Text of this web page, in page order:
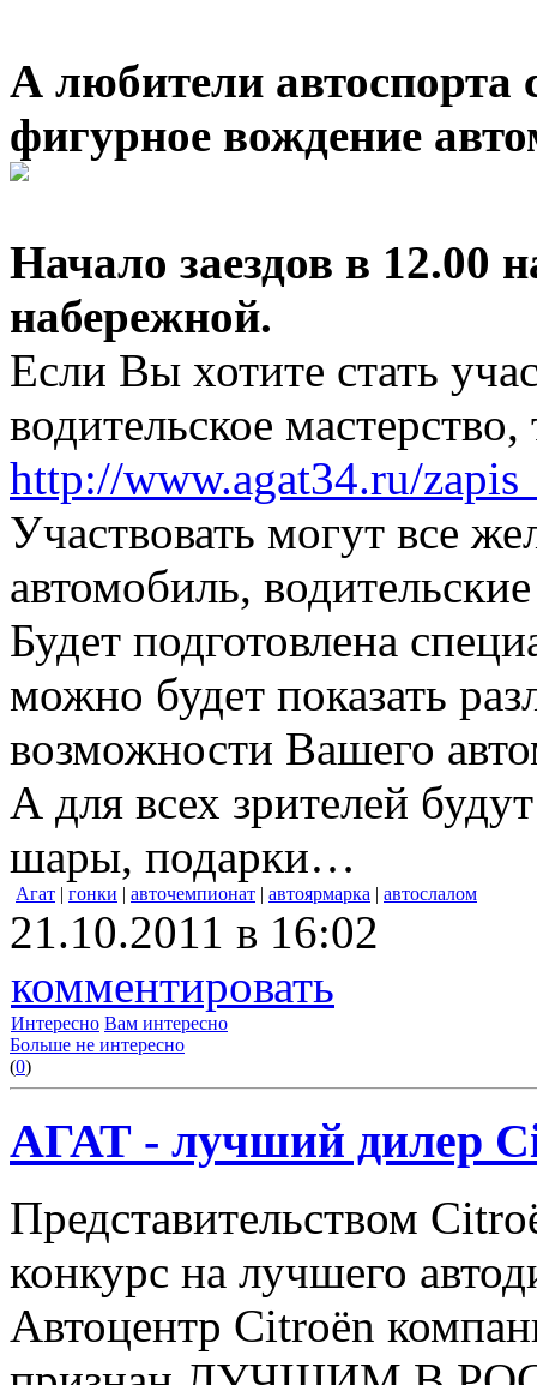
А любители автоспорта
фигурное вождение
Начало заездов в 12.00
набережной.
Если Вы хотите стать
водительское мастерство,
http://www.agat34.ru/
Участвовать могут все
автомобиль,
Будет подготовлена
можно будет показать
возможности Вашего
А для всех зрителей
шары, подарки…
Агат | гонки | авточемпионат | автоярмарка | автослалом
21.10.2011 в 16:02
комментировать
Интересно Вам интересно
Больше не интересно
(0)
АГАТ - лучший дилер
Представительством
конкурс на лучшего
Автоцентр Citroën